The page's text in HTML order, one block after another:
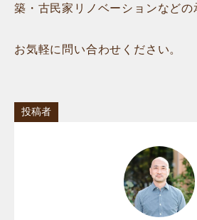
築・古民家リノベーションなどの
お気軽に問い合わせください。
投稿者